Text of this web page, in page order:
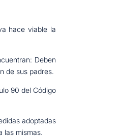
hace viable la
Deben
de sus padres.
90 del Código
adoptadas
las mismas.